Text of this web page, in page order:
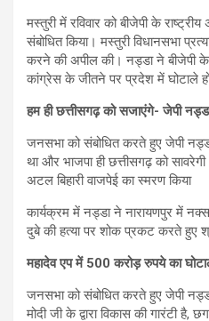
मस्तुरी में रविवार को बीजेपी के
संबोधित किया। मस्तुरी विधानसभा
करने की अपील की। नड्डा ने बीजेपी
कांग्रेस के जीतने पर प्रदेश में घोटाले
हम ही छत्तीसगढ़ को सजाएंगे- जेपी
जनसभा को संबोधित करते हुए जेपी
था और भाजपा ही छत्तीसगढ़ को
अटल बिहारी वाजपेई का स्मरण किया
कार्यक्रम में नड्डा ने नारायणपुर में
दुबे की हत्या पर शोक प्रकट करते हुए
महादेव एप में 500 करोड़ रुपये का
जनसभा को संबोधित करते हुए जेपी
मोदी जी के द्वारा विकास की गारंटी है,